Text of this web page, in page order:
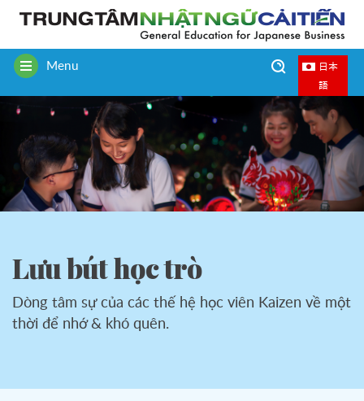
ToggleMenu
日本
語
Lưu bút học trò
Dòng tâm sự của các thế hệ học viên Kaizen về một
thời để nhớ & khó quên.